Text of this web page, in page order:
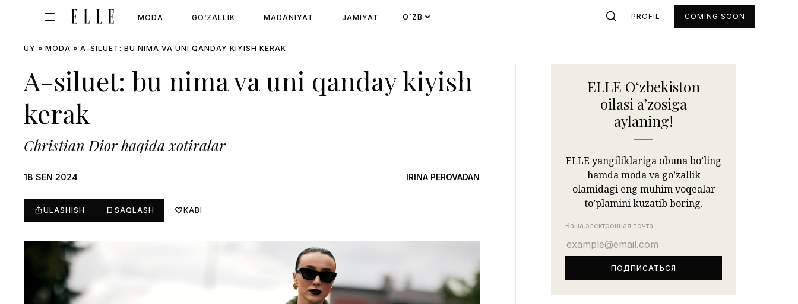
MODA GO‘ZALLIK MADANIYAT JAMIYAT O`ZB PROFIL COMING SOON
UY » MODA » A-SILUET: BU NIMA VA UNI QANDAY KIYISH KERAK
A-siluet: bu nima va uni qanday kiyish
kerak
Christian Dior haqida xotiralar
18 SEN 2024 IRINA PEROVADAN
ULASHISH SAQLASH KABI
ELLE Oʻzbekiston
oilasi aʼzosiga
aylaning!
ELLE yangiliklariga obuna bo’ling
hamda moda va go’zallik
olamidagi eng muhim voqealar
to’plamini kuzatib boring.
Ваша электронная почта